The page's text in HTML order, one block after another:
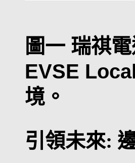
圖一 瑞祺
EVSE
境。
引領未來: